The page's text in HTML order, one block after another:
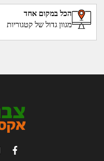
הכל במקום אחד
מגוון גדול של קטגוריות